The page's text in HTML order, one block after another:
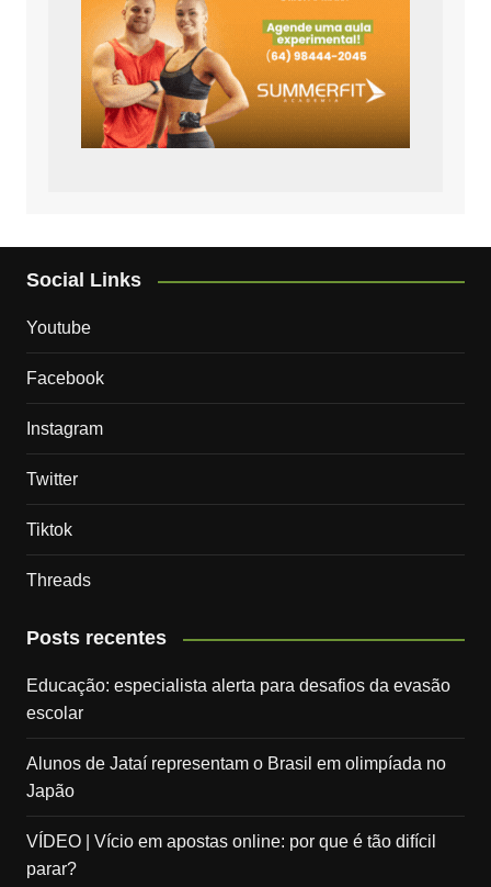
Social Links
Youtube
Facebook
Instagram
Twitter
Tiktok
Threads
Posts recentes
Educação: especialista alerta para desafios da evasão
escolar
Alunos de Jataí representam o Brasil em olimpíada no
Japão
VÍDEO | Vício em apostas online: por que é tão difícil
parar?